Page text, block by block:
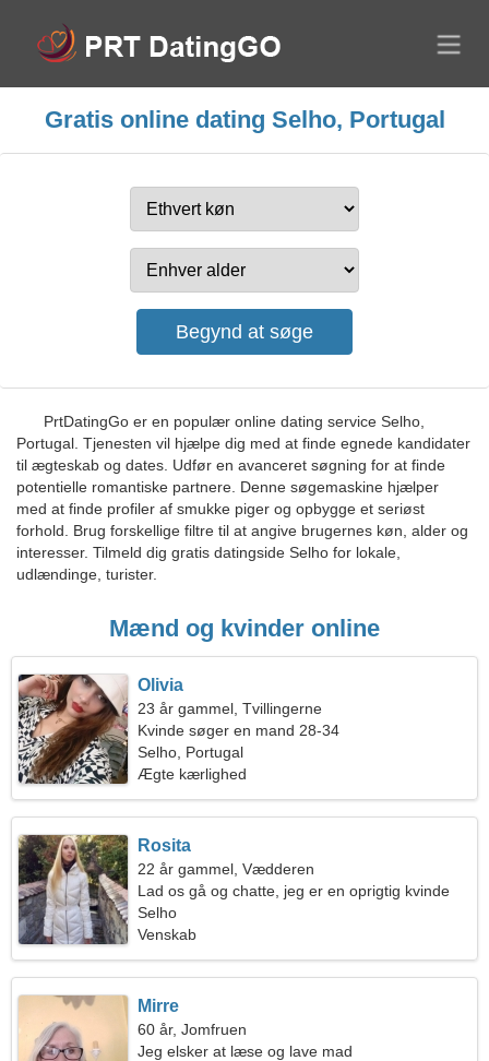
Gratis online dating Selho, Portugal
PrtDatingGo er en populær online dating service Selho,
Portugal. Tjenesten vil hjælpe dig med at finde egnede kandidater
til ægteskab og dates. Udfør en avanceret søgning for at finde
potentielle romantiske partnere. Denne søgemaskine hjælper
med at finde profiler af smukke piger og opbygge et seriøst
forhold. Brug forskellige filtre til at angive brugernes køn, alder og
interesser. Tilmeld dig gratis datingside Selho for lokale,
udlændinge, turister.
Mænd og kvinder online
Olivia
23 år gammel, Tvillingerne
Kvinde søger en mand 28-34
Selho, Portugal
Ægte kærlighed
Rosita
22 år gammel, Vædderen
Lad os gå og chatte, jeg er en oprigtig kvinde
Selho
Venskab
Mirre
60 år, Jomfruen
Jeg elsker at læse og lave mad